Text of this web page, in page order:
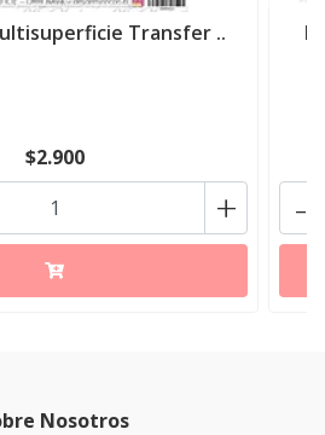
Transfer ..
$2.900
+ -
Nosotros